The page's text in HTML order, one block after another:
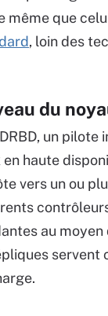
même que
, loin des
du
un
haute
vers un ou
au moyen
servent